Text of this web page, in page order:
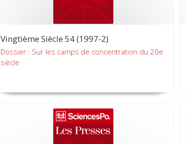
Vingtième Siècle 54 (1997-2)
Dossier : Sur les camps de concentration du 20e
siècle